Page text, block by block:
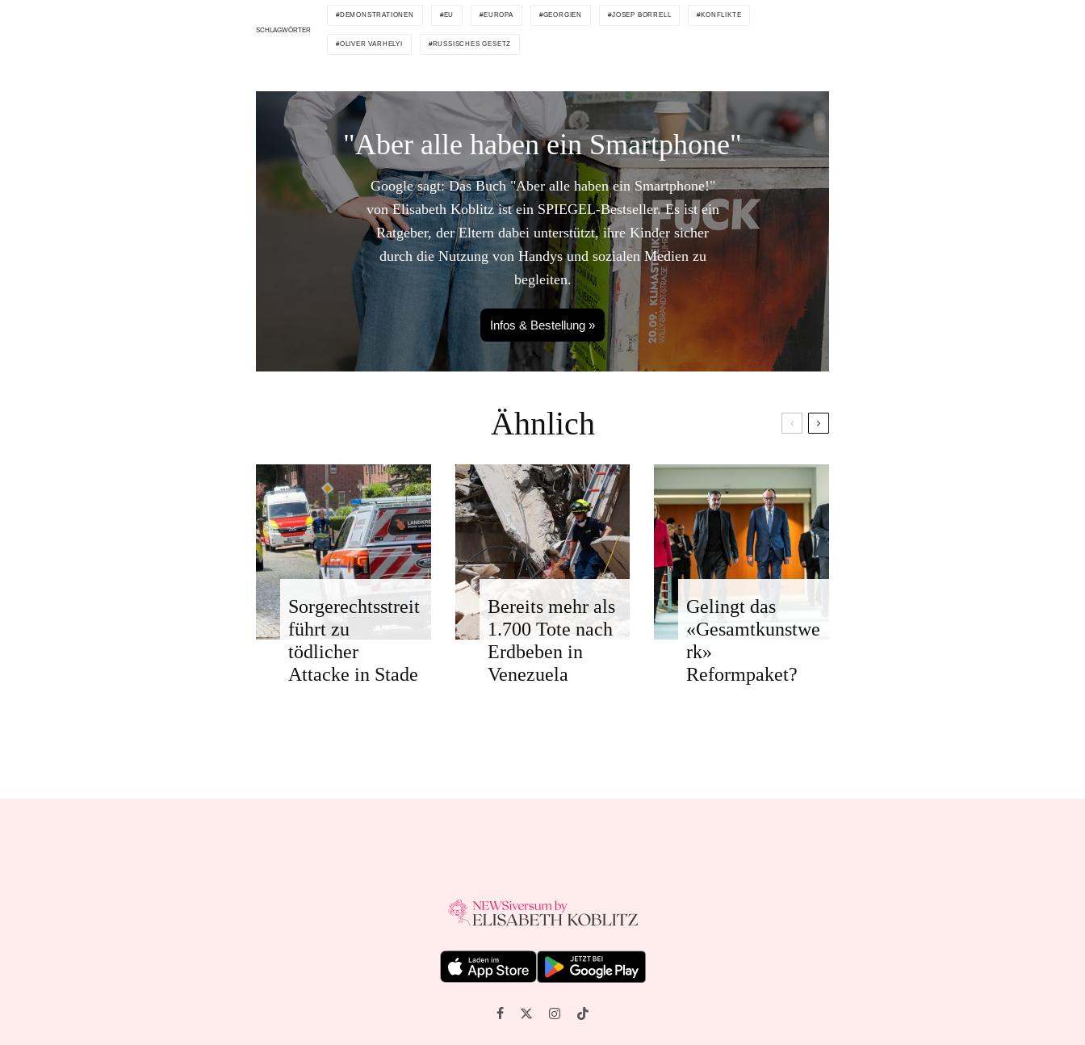
SCHLAGWÖRTER
DEMONSTRATIONEN EU EUROPA GEORGIEN JOSEP BORRELL KONFLIKTE
OLIVER VARHELYI RUSSISCHES GESETZ
"Aber alle haben ein Smartphone"
Google sagt: Das Buch "Aber alle haben ein Smartphone!"
von Elisabeth Koblitz ist ein SPIEGEL-Bestseller. Es ist ein
Ratgeber, der Eltern dabei unterstützt, ihre Kinder sicher
durch die Nutzung von Handys und sozialen Medien zu
begleiten.
Infos & Bestellung »
Ähnlich
Sorgerechtsstreit
führt zu
tödlicher
Attacke in Stade
Bereits mehr als
1.700 Tote nach
Erdbeben in
Venezuela
Gelingt das
«Gesamtkunstwe
rk»
Reformpaket?